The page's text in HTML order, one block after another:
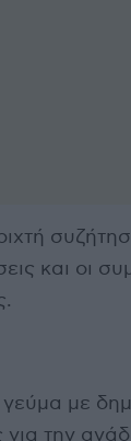
και οι
με
την